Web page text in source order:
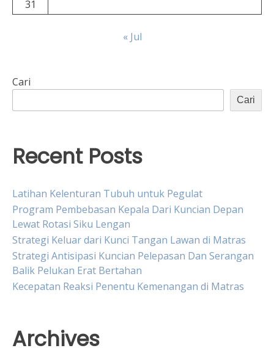
31
« Jul
Cari
Cari
Recent Posts
Latihan Kelenturan Tubuh untuk Pegulat
Program Pembebasan Kepala Dari Kuncian Depan
Lewat Rotasi Siku Lengan
Strategi Keluar dari Kunci Tangan Lawan di Matras
Strategi Antisipasi Kuncian Pelepasan Dan Serangan
Balik Pelukan Erat Bertahan
Kecepatan Reaksi Penentu Kemenangan di Matras
Archives